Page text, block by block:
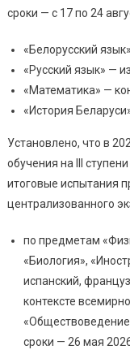
сроки — с 17 по 24
«Белорусский
«Русский язык» —
«Математика» —
«История
Установлено, что в
обучения на III
итоговые испытания
централизованного
по предметам
«Биология»,
испанский,
контексте
сроки — 26 мая